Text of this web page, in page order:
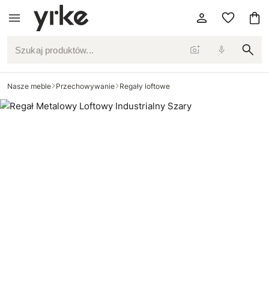
Szukaj produktów...
Nasze meble Przechowywanie Regały loftowe